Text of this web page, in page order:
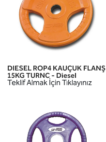
DIESEL ROP4 KAUÇUK FLANŞ
15KG TURNC - Diesel
Teklif Almak İçin Tıklayınız